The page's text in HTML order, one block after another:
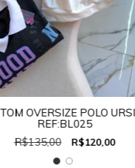
OVERSIZE POLO
REF:BL025
R$135,00
R$120,00